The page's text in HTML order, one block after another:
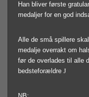
Han bliver første
medaljer for en god
Alle de små spillere
medalje overrakt om
før de overlades til alle
bedsteforældre J